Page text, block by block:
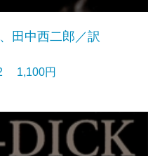
田中西二郎／訳
2 1,100円